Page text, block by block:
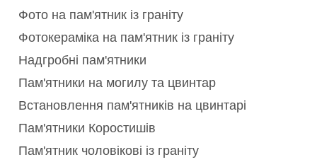
Фото на пам'ятник із граніту
Фотокераміка на пам'ятник із граніту
Надгробні пам'ятники
Пам'ятники на могилу та цвинтар
Встановлення пам'ятників на цвинтарі
Пам'ятники Коростишів
Пам'ятник чоловікові із граніту